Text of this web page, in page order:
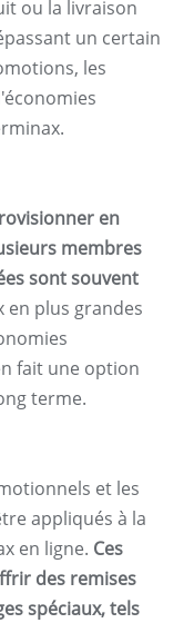
ou la livraison
un certain
les
en
membres
sont souvent
en plus grandes
fait une option
terme.
et les
appliqués à la
en ligne. Ces
des remises
spéciaux, tels